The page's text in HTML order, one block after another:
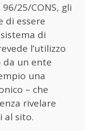
25/CONS, gli
di essere
di
l’utilizzo
un ente
una
– che
rivelare
al sito.